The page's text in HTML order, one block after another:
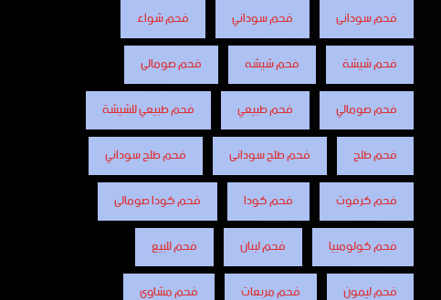
فحم سودانى
فحم سوداني
فحم شواء
فحم شيشة
فحم شيشه
فحم صومالى
فحم صومالي
فحم طبيعي
فحم طبيعي للشيشة
فحم طلح
فحم طلح سودانى
فحم طلح سوداني
فحم كرفوت
فحم كودا
فحم كودا صومالى
فحم كولومبيا
فحم لبنان
فحم للبيع
فحم ليمون
فحم مربعات
فحم مشاوى